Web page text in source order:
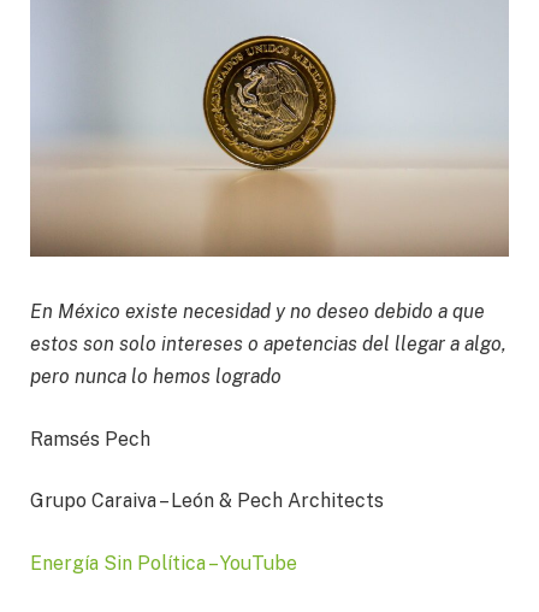
En México existe necesidad y no deseo debido a que
estos son solo intereses o apetencias del llegar a algo,
pero nunca lo hemos logrado
Ramsés Pech
Grupo Caraiva – León & Pech Architects
Energía Sin Política – YouTube